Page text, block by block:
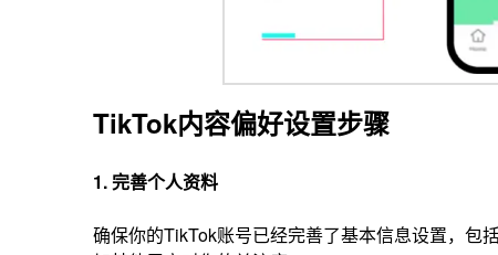
TikTok内容偏好设置步骤
1. 完善个人资料
确保你的TikTok账号已经完善了基本信息设置，包